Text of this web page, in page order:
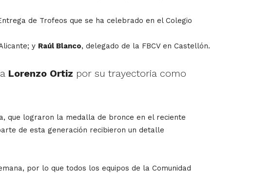
de Trofeos que se ha celebrado en el Colegio
y Raúl Blanco, delegado de la FBCV en Castellón.
Lorenzo Ortiz por su trayectoria como
que lograron la medalla de bronce en el reciente
de esta generación recibieron un detalle
por lo que todos los equipos de la Comunidad